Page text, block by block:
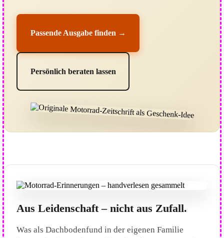
Passende Ausgabe finden →
Persönlich beraten lassen
Aus Leidenschaft – nicht aus Zufall.
Was als Dachbodenfund in der eigenen Familie